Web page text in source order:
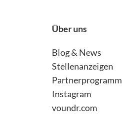
Über uns
Blog & News
Stellenanzeigen
Partnerprogramm
Instagram
voundr.com